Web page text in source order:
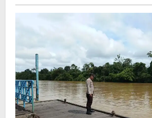
Warga